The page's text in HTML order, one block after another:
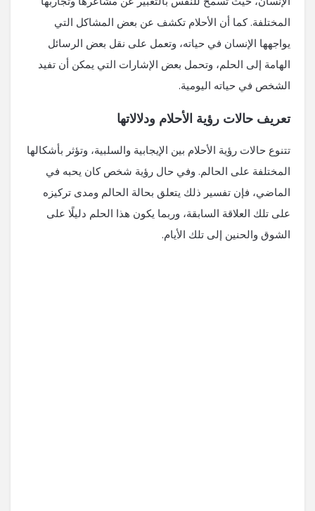
المختلفة. كما أن الأحلام تكشف عن بعض المشاكل التي
يواجهها الإنسان في حياته، وتعمل على نقل بعض الرسائل
الهامة إلى الحلم، وتحمل بعض الإشارات التي يمكن أن تفيد
الشخص في حياته اليومية.
تعريف حالات رؤية الأحلام ودلالاتها
تتنوع حالات رؤية الأحلام بين الإيجابية والسلبية، وتؤثر بأشكالها
المختلفة على الحالم. وفي حال رؤية شخص كان يحبه في
الماضي، فإن تفسير ذلك يتعلق بحالة الحالم ومدى تركيزه
على تلك العلاقة السابقة، وربما يكون هذا الحلم دليلًا على
الشوق والحنين إلى تلك الأيام.